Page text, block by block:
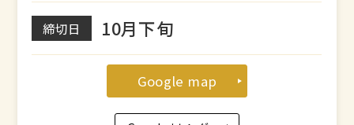
締切日 10月下旬
Google map